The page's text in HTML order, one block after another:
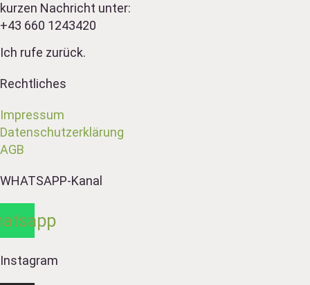
kurzen Nachricht unter:
+43 660 1243420
Ich rufe zurück.
Rechtliches
Impressum
Datenschutzerklärung
AGB
WHATSAPP-Kanal
Instagram